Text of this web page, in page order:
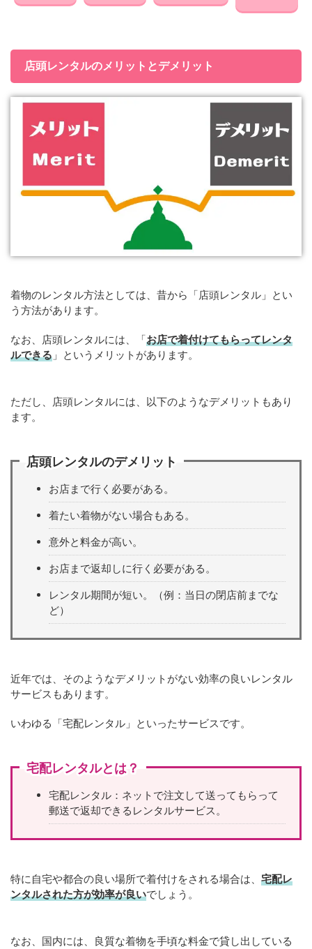
店頭レンタルのメリットとデメリット
着物のレンタル方法としては、昔から「店頭レンタル」とい
う方法があります。
なお、店頭レンタルには、「お店で着付けてもらってレンタ
ルできる 」というメリットがあります。
ただし、店頭レンタルには、以下のようなデメリットもあり
ます。
店頭レンタルのデメリット
お店まで行く必要がある。
着たい着物がない場合もある。
意外と料金が高い。
お店まで返却しに行く必要がある。
レンタル期間が短い。（例：当日の閉店前までな
ど）
近年では、そのようなデメリットがない効率の良いレンタル
サービスもあります。
いわゆる「宅配レンタル」といったサービスです。
宅配レンタルとは？
宅配レンタル：ネットで注文して送ってもらって
郵送で返却できるレンタルサービス。
特に自宅や都合の良い場所で着付けをされる場合は、 宅配レ
ンタルされた方が効率が良いでしょう。
なお、国内には、良質な着物を手頃な料金で貸し出している